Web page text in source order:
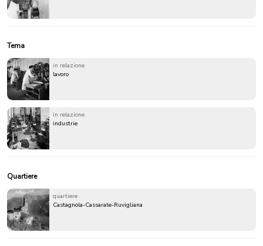
Tema
in relazione
lavoro
in relazione
industrie
Quartiere
quartiere
Castagnola-Cassarate-Ruvigliana